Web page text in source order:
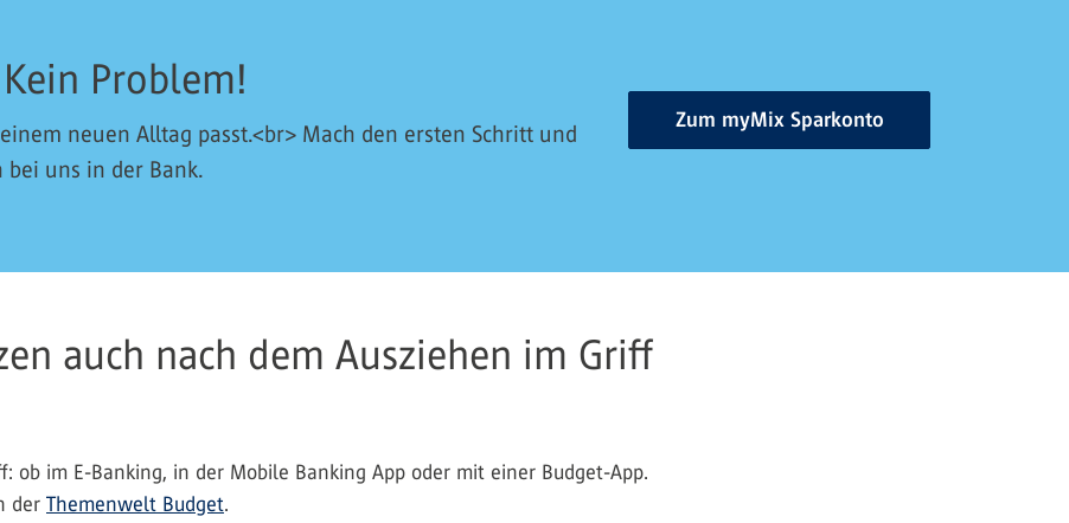
Problem!
neuen Alltag passt.<br> Mach den ersten Schritt und
uns in der Bank.
Zum myMix Sparkonto
auch nach dem Ausziehen im Griff
ob im E-Banking, in der Mobile Banking App oder mit einer Budget-App.
der Themenwelt Budget.